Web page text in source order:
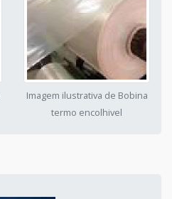
Imagem ilustrativa de Bobina
termo encolhivel